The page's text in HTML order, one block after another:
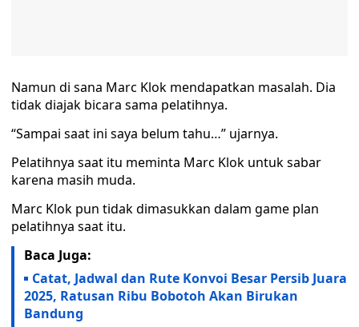
Namun di sana Marc Klok mendapatkan masalah. Dia
tidak diajak bicara sama pelatihnya.
“Sampai saat ini saya belum tahu…” ujarnya.
Pelatihnya saat itu meminta Marc Klok untuk sabar
karena masih muda.
Marc Klok pun tidak dimasukkan dalam game plan
pelatihnya saat itu.
Baca Juga:
Catat, Jadwal dan Rute Konvoi Besar Persib Juara
2025, Ratusan Ribu Bobotoh Akan Birukan
Bandung